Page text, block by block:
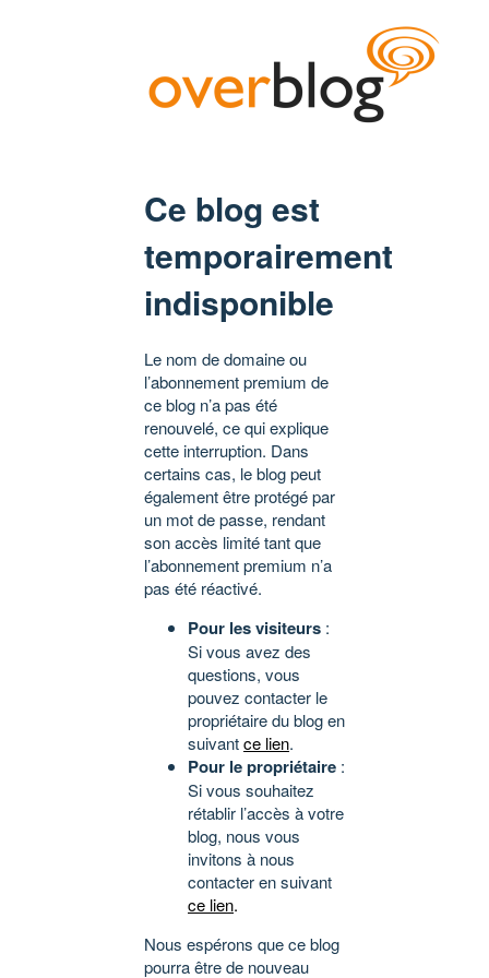
Ce blog est
temporairement
indisponible
Le nom de domaine ou
l’abonnement premium de
ce blog n’a pas été
renouvelé, ce qui explique
cette interruption. Dans
certains cas, le blog peut
également être protégé par
un mot de passe, rendant
son accès limité tant que
l’abonnement premium n’a
pas été réactivé.
Pour les visiteurs :
Si vous avez des
questions, vous
pouvez contacter le
propriétaire du blog en
suivantce lien.
Pour le propriétaire :
Si vous souhaitez
rétablir l’accès à votre
blog, nous vous
invitons à nous
contacter en suivant
ce lien.
Nous espérons que ce blog
pourra être de nouveau